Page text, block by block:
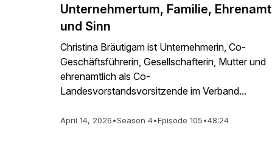
Unternehmertum, Familie, Ehrenamt
und Sinn
Christina Bräutigam ist Unternehmerin, Co-
Geschäftsführerin, Gesellschafterin, Mutter und
ehrenamtlich als Co-
Landesvorstandsvorsitzende im Verband...
April 14, 2026•Season 4•Episode 105•48:24